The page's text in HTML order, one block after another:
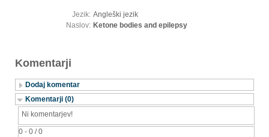
Jezik: Angleški jezik
Naslov: Ketone bodies and epilepsy
Komentarji
Dodaj komentar
Komentarji (0)
0 - 0 / 0
Ni komentarjev!